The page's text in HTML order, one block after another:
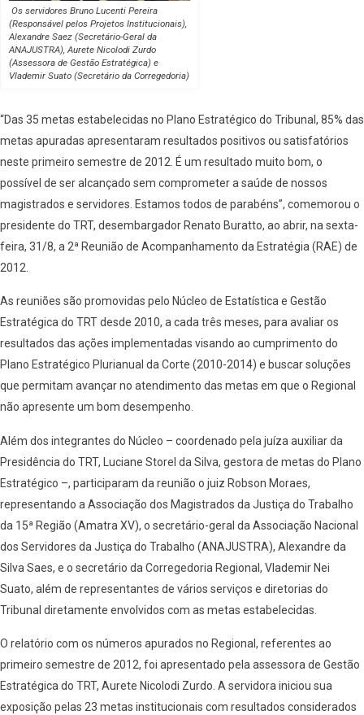
Os servidores Bruno Lucenti Pereira
(Responsável pelos Projetos Institucionais),
Alexandre Saez (Secretário-Geral da
ANAJUSTRA), Aurete Nicolodi Zurdo
(Assessora de Gestão Estratégica) e
Vlademir Suato (Secretário da Corregedoria)
“Das 35 metas estabelecidas no Plano Estratégico do Tribunal, 85% das
metas apuradas apresentaram resultados positivos ou satisfatórios
neste primeiro semestre de 2012. É um resultado muito bom, o
possível de ser alcançado sem comprometer a saúde de nossos
magistrados e servidores. Estamos todos de parabéns”, comemorou o
presidente do TRT, desembargador Renato Buratto, ao abrir, na sexta-
feira, 31/8, a 2ª Reunião de Acompanhamento da Estratégia (RAE) de
2012.
As reuniões são promovidas pelo Núcleo de Estatística e Gestão
Estratégica do TRT desde 2010, a cada três meses, para avaliar os
resultados das ações implementadas visando ao cumprimento do
Plano Estratégico Plurianual da Corte (2010-2014) e buscar soluções
que permitam avançar no atendimento das metas em que o Regional
não apresente um bom desempenho.
Além dos integrantes do Núcleo – coordenado pela juíza auxiliar da
Presidência do TRT, Luciane Storel da Silva, gestora de metas do Plano
Estratégico –, participaram da reunião o juiz Robson Moraes,
representando a Associação dos Magistrados da Justiça do Trabalho
da 15ª Região (Amatra XV), o secretário-geral da Associação Nacional
dos Servidores da Justiça do Trabalho (ANAJUSTRA), Alexandre da
Silva Saes, e o secretário da Corregedoria Regional, Vlademir Nei
Suato, além de representantes de vários serviços e diretorias do
Tribunal diretamente envolvidos com as metas estabelecidas.
O relatório com os números apurados no Regional, referentes ao
primeiro semestre de 2012, foi apresentado pela assessora de Gestão
Estratégica do TRT, Aurete Nicolodi Zurdo. A servidora iniciou sua
exposição pelas 23 metas institucionais com resultados considerados